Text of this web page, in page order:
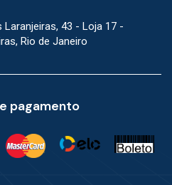
Laranjeiras, 43 - Loja 17 -
Rio de Janeiro
pagamento